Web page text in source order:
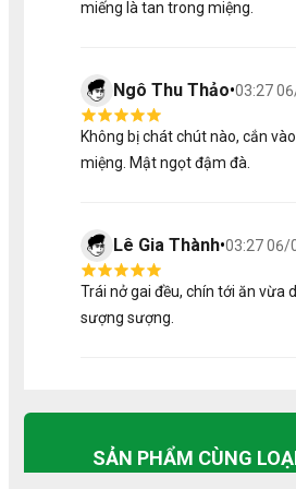
Thiệp chúc mừng theo yêu
Phối màu & hoa theo từng dịp
Chính sách bảo hành 24h
Giao hàng nhanh & đúng giờ
Nhận làm số lượng lớn
Giá tiền có thể chênh lệch
tế của sản phẩm và thời giá.
Trái cây có thể thay đổi do
Cửa hàng sẽ liên hệ thông
miếng là tan trong miệng.
Ngô Thu Thảo•03:27
Không bị chát chút nào, cắn
miệng. Mật ngọt đậm đà.
Lê Gia Thành•03:27 06/
Trái nở gai đều, chín tới ăn vừa
sượng sượng.
SẢN PHẨM CÙNG